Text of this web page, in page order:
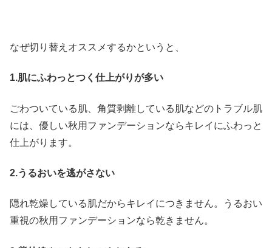
なぜ切り替えオススメするかというと、
1.肌にふわっとつく仕上がりが多い
ごわついている肌、角質剥離している肌などのトラブル肌
には、優しい秋用ファンデーションならキレイにふわっと
仕上がります。
2.うるおいを逃がさない
隠れ乾燥している肌だからキレイにつきません。うるおい
重視の秋用ファンデーションなら乾きません。